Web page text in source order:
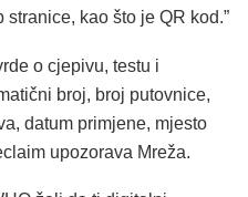
kao što je QR kod.”
o cjepivu, testu i
broj, broj putovnice,
datum primjene, mjesto
upozorava Mreža.